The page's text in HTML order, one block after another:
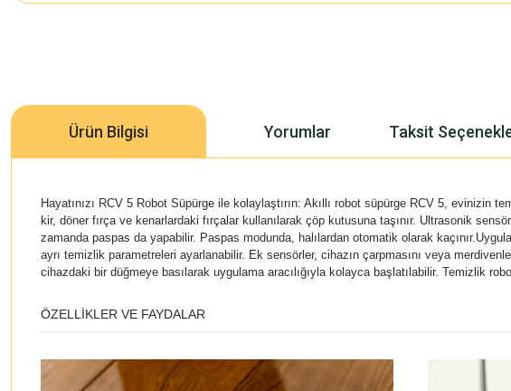
Ürün Bilgisi Yorumlar Taksit
Hayatınızı RCV 5 Robot Süpürge ile kolaylaştırın: Akıllı robot süpürge RCV 5,
kir, döner fırça ve kenarlardaki fırçalar kullanılarak çöp kutusuna taşınır. Ultrasonik
zamanda paspas da yapabilir. Paspas modunda, halılardan otomatik olarak
ayrı temizlik parametreleri ayarlanabilir. Ek sensörler, cihazın çarpmasını veya
cihazdaki bir düğmeye basılarak uygulama aracılığıyla kolayca başlatılabilir. Temizlik
ÖZELLIKLER VE FAYDALAR